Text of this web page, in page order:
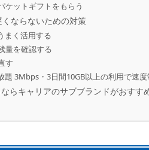
ケットギフトをもらう
ならないための対策
まく活用する
量を確認する
す
題 3Mbps・3日間10GB以上の利用で速
らキャリアのサブブランドがおすす